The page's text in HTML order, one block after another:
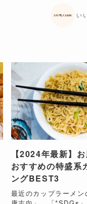
い
【2024年最新】
おすすめの特盛系
ングBEST3
最近のカップラーメ